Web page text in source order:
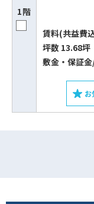
1階
賃料(共益費
坪数 13.68坪
敷⾦‧保証⾦
お
ビ
ス